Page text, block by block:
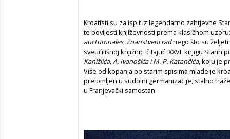
Kroatisti su za ispit iz legendarno zahtjevne
te povijesti književnosti prema klasičnom
auctumnales,Znanstveni radnego što su
sveučilišnoj knjižnici čitajući XXVI. knjigu Starih
Kanižlića, A. Ivanošića i M. P. Katančića, koju je
Više od kopanja po starim spisima mlade je
prelomljen u sudbini germanizacije, stalno
u Franjevački samostan.